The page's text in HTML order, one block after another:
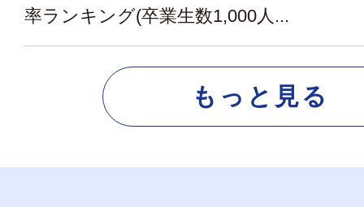
率ランキング(卒業生数1,000人...
もっと見る